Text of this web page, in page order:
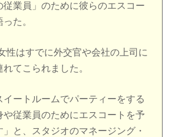
従業員」のために彼らのエスコー
た。
性はすでに外交官や会社の上司に
てこられました。
イートルームでパーティーをする
や従業員のためにエスコートを予
と、スタジオのマネージング・